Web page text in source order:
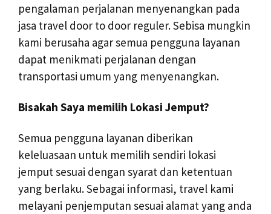
pengalaman perjalanan menyenangkan pada
jasa travel door to door reguler. Sebisa mungkin
kami berusaha agar semua pengguna layanan
dapat menikmati perjalanan dengan
transportasi umum yang menyenangkan.
Bisakah Saya memilih Lokasi Jemput?
Semua pengguna layanan diberikan
keleluasaan untuk memilih sendiri lokasi
jemput sesuai dengan syarat dan ketentuan
yang berlaku. Sebagai informasi, travel kami
melayani penjemputan sesuai alamat yang anda